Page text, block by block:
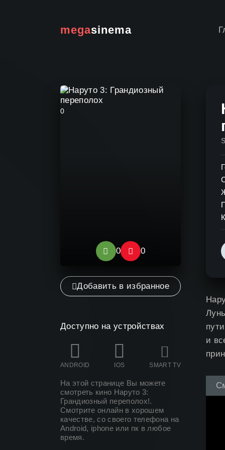
megasinema
0
0 0
Добавить в избранное
Доступно на устройствах
ANDROID IOS SMART TV
На этой странице Вы можете
смотреть кино Наруто 3:
Грандиозный переполох!.
Смотрите онлайн в хорошем
качестве, со своего телефона на
Android, iphone или пк в любое
время.
и